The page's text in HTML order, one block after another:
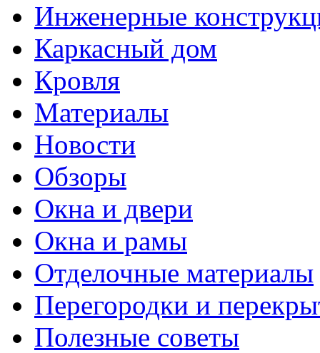
Инженерные
Каркасный дом
Кровля
Материалы
Новости
Обзоры
Окна и двери
Окна и рамы
Отделочные материалы
Перегородки и
Полезные советы